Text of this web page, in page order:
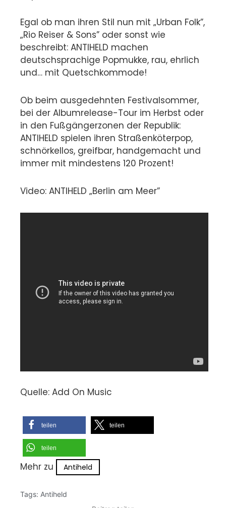
Egal ob man ihren Stil nun mit „Urban Folk”,
„Rio Reiser & Sons” oder sonst wie
beschreibt: ANTIHELD machen
deutschsprachige Popmukke, rau, ehrlich
und… mit Quetschkommode!
Ob beim ausgedehnten Festivalsommer,
bei der Albumrelease-Tour im Herbst oder
in den Fußgängerzonen der Republik:
ANTIHELD spielen ihren Straßenköterpop,
schnörkellos, greifbar, handgemacht und
immer mit mindestens 120 Prozent!
Video: ANTIHELD „Berlin am Meer”
Quelle: Add On Music
teilen teilen
teilen
Mehr zu Antiheld
Tags: Antiheld